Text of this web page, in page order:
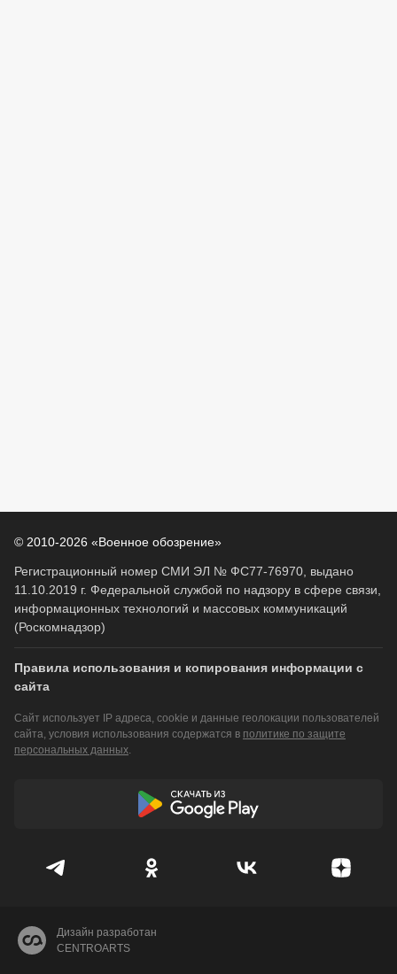
© 2010-2026 «Военное обозрение»
Регистрационный номер СМИ ЭЛ № ФС77-76970, выдано
11.10.2019 г. Федеральной службой по надзору в сфере связи,
информационных технологий и массовых коммуникаций
(Роскомнадзор)
Правила использования и копирования информации с
сайта
Сайт использует IP адреса, cookie и данные геолокации пользователей
сайта, условия использования содержатся в политике по защите
персональных данных.
Дизайн разработан
CENTROARTS